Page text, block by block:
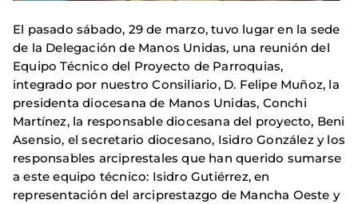
El pasado sábado, 29 de marzo, tuvo lugar en la sede
de la Delegación de Manos Unidas, una reunión del
Equipo Técnico del Proyecto de Parroquias,
integrado por nuestro Consiliario, D. Felipe Muñoz, la
presidenta diocesana de Manos Unidas, Conchi
Martínez, la responsable diocesana del proyecto, Beni
Asensio, el secretario diocesano, Isidro González y los
responsables arciprestales que han querido sumarse
a este equipo técnico: Isidro Gutiérrez, en
representación del arciprestazgo de Mancha Oeste y